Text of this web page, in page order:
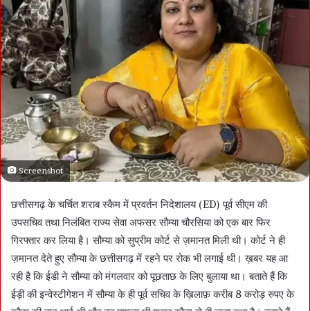
Screenshot
छत्तीसगढ़ के चर्चित शराब स्कैम में प्रवर्तन निदेशालय (ED) पूर्व सीएम की
उपसचिव तथा निलंबित राज्य सेवा अफसर सौम्या चौरसिया को एक बार फिर
गिरफ्तार कर लिया है। सौम्या को सुप्रीम कोर्ट से ज़मानत मिली थी। कोर्ट ने ही
ज़मानत देते हुए सौम्या के छत्तीसगढ़ में रहने पर रोक भी लगाई थी। ख़बर यह आ
रही है कि ईडी ने सौम्या को मंगलवार को पूछताछ के लिए बुलाया था। बताते हैं कि
ईड़ी की इन्वेस्टीगेशन में सौम्या के ही पूर्व सचिव के ख़िलाफ़ करीब 8 करोड़ रुपए के